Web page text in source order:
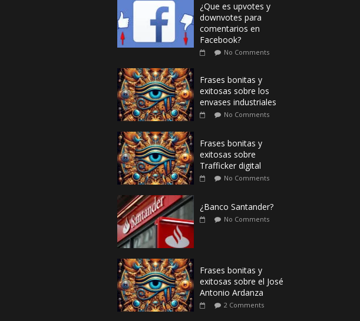
¿Que es upvotes y
downvotes para
comentarios en
Facebook?
No Comments
Frases bonitas y
exitosas sobre los
envases industriales
No Comments
Frases bonitas y
exitosas sobre
Trafficker digital
No Comments
¿Banco Santander?
No Comments
Frases bonitas y
exitosas sobre el José
Antonio Ardanza
2 Comments